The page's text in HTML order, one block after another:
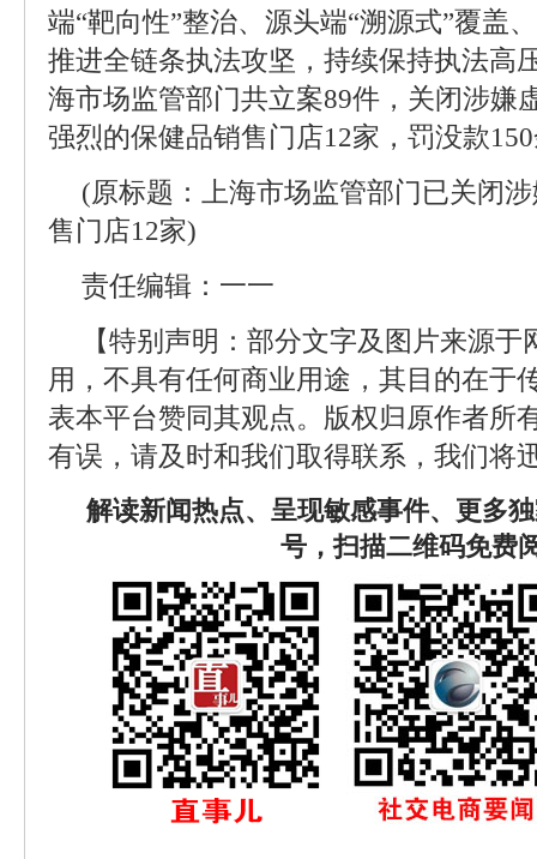
端“靶向性”整治、源头端“溯源式”覆盖
推进全链条执法攻坚，持续保持执法高
海市场监管部门共立案89件，关闭涉嫌
强烈的保健品销售门店12家，罚没款
(原标题：上海市场监管部门已关闭
售门店12家)
责任编辑：一一
【特别声明：部分文字及图片来源
用，不具有任何商业用途，其目的在于
表本平台赞同其观点。版权归原作者所
有误，请及时和我们取得联系，我们将
解读新闻热点、呈现敏感事件、更多
号，扫描二维码免费